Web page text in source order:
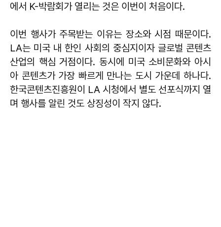
에서 K-박람회가 열리는 것은 이번이 처음이다.
이번 행사가 주목받는 이유는 장소와 시점 때문이다.
LA는 미국 내 한인 사회의 중심지이자 글로벌 콘텐츠
산업의 핵심 거점이다. 동시에 미국 소비문화와 아시
아 콘텐츠가 가장 빠르게 만나는 도시 가운데 하나다.
한국콘텐츠진흥원이 LA 시청에서 별도 선포식까지 열
며 행사를 알린 것도 상징성이 작지 않다.